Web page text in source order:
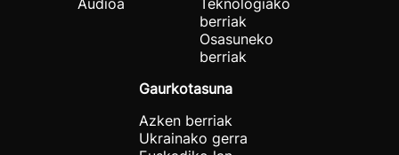
Audioa
Teknologiako
berriak
Osasuneko
berriak
Gaurkotasuna
Azken berriak
Ukrainako gerra